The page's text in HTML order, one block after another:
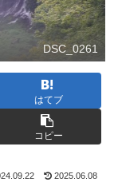
DSC_0261
はてブ
コピー
2025.06.08